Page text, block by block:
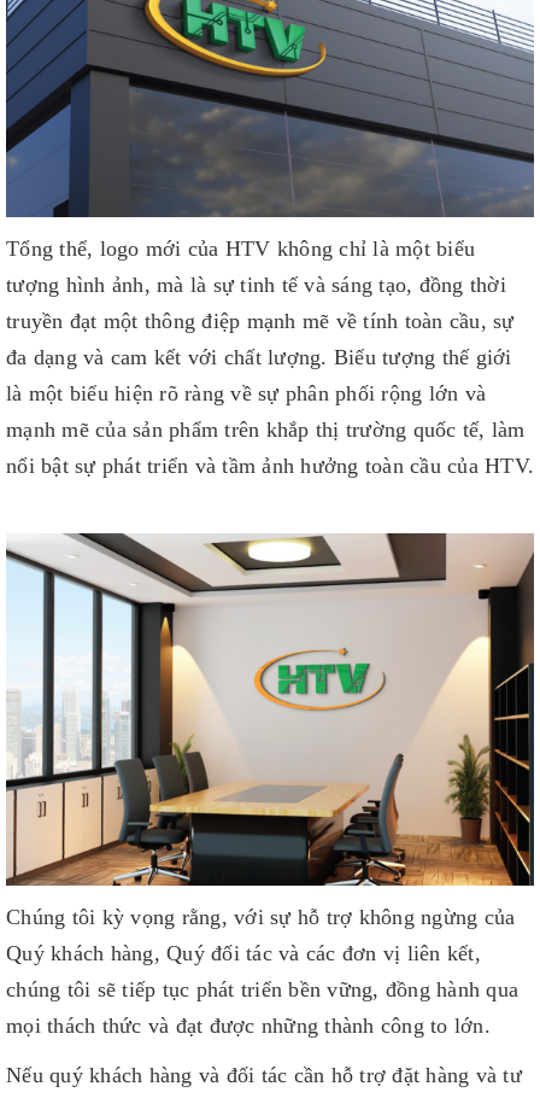
Tổng thể, logo mới của HTV không chỉ là một biểu
tượng hình ảnh, mà là sự tinh tế và sáng tạo, đồng thời
truyền đạt một thông điệp mạnh mẽ về tính toàn cầu, sự
đa dạng và cam kết với chất lượng. Biểu tượng thế giới
là một biểu hiện rõ ràng về sự phân phối rộng lớn và
mạnh mẽ của sản phẩm trên khắp thị trường quốc tế, làm
nổi bật sự phát triển và tầm ảnh hưởng toàn cầu của HTV.
Chúng tôi kỳ vọng rằng, với sự hỗ trợ không ngừng của
Quý khách hàng, Quý đối tác và các đơn vị liên kết,
chúng tôi sẽ tiếp tục phát triển bền vững, đồng hành qua
mọi thách thức và đạt được những thành công to lớn.
Nếu quý khách hàng và đối tác cần hỗ trợ đặt hàng và tư